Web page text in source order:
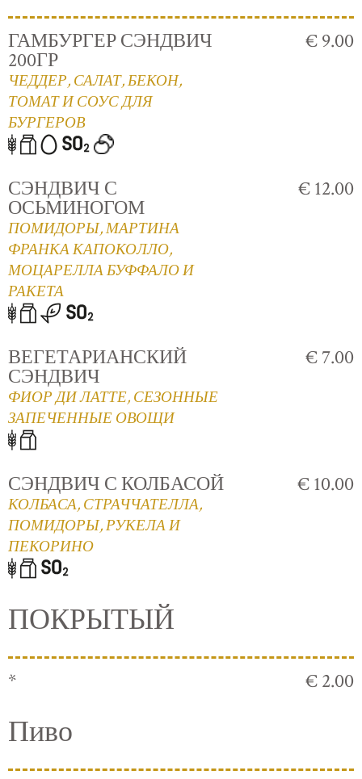
ГАМБУРГЕР СЭНДВИЧ
200ГР
ЧЕДДЕР, САЛАТ, БЕКОН,
ТОМАТ И СОУС ДЛЯ
БУРГЕРОВ
€ 9.00
СЭНДВИЧ С
ОСЬМИНОГОМ
ПОМИДОРЫ, МАРТИНА
ФРАНКА КАПОКОЛЛО,
МОЦАРЕЛЛА БУФФАЛО И
РАКЕТА
€ 12.00
ВЕГЕТАРИАНСКИЙ
СЭНДВИЧ
ФИОР ДИ ЛАТТЕ, СЕЗОННЫЕ
ЗАПЕЧЕННЫЕ ОВОЩИ
€ 7.00
СЭНДВИЧ С КОЛБАСОЙ
КОЛБАСА, СТРАЧЧАТЕЛЛА,
ПОМИДОРЫ, РУКЕЛА И
ПЕКОРИНО
€ 10.00
ПОКРЫТЫЙ
* € 2.00
Пиво